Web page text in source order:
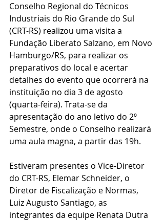
Conselho Regional do Técnicos
Industriais do Rio Grande do Sul
(CRT-RS) realizou uma visita a
Fundação Liberato Salzano, em Novo
Hamburgo/RS, para realizar os
preparativos do local e acertar
detalhes do evento que ocorrerá na
instituição no dia 3 de agosto
(quarta-feira). Trata-se da
apresentação do ano letivo do 2º
Semestre, onde o Conselho realizará
uma aula magna, a partir das 19h.
Estiveram presentes o Vice-Diretor
do CRT-RS, Elemar Schneider, o
Diretor de Fiscalização e Normas,
Luiz Augusto Santiago, as
integrantes da equipe Renata Dutra